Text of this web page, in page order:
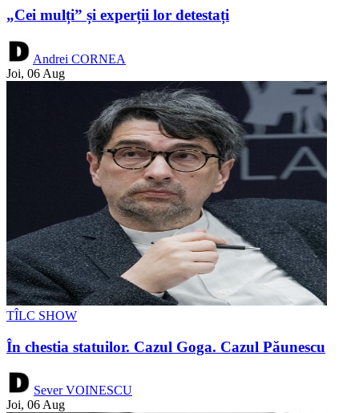
„Cei mulți” și experții lor detestați
Andrei CORNEA
Joi, 06 Aug
TÎLC SHOW
În chestia statuilor. Cazul Goga. Cazul Păunescu
Sever VOINESCU
Joi, 06 Aug